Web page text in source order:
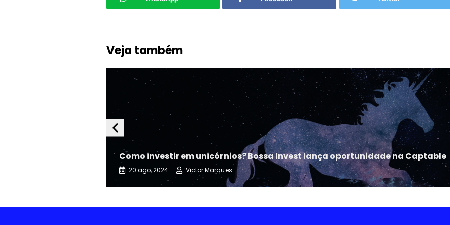
Veja também
Como investir em unicórnios? Bossa Invest lança oportunidade na Captable
20 ago, 2024 Victor Marques